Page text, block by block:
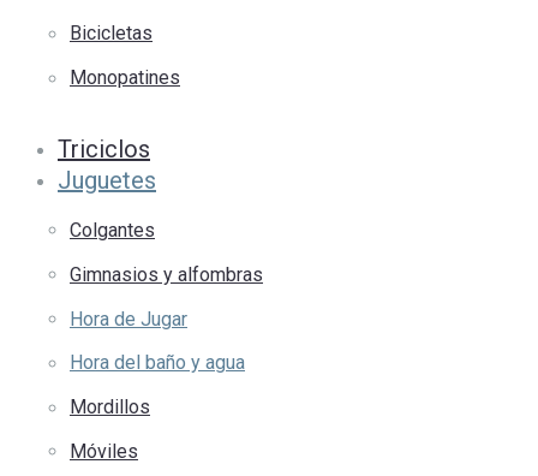
Bicicletas
Monopatines
Triciclos
Juguetes
Colgantes
Gimnasios y alfombras
Hora de Jugar
Hora del baño y agua
Mordillos
Móviles